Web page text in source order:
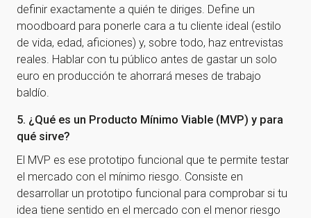
definir exactamente a quién te diriges. Define un
moodboard para ponerle cara a tu cliente ideal (estilo
de vida, edad, aficiones) y, sobre todo, haz entrevistas
reales. Hablar con tu público antes de gastar un solo
euro en producción te ahorrará meses de trabajo
baldío.
5. ¿Qué es un Producto Mínimo Viable (MVP) y para
qué sirve?
El MVP es ese prototipo funcional que te permite testar
el mercado con el mínimo riesgo. Consiste en
desarrollar un prototipo funcional para comprobar si tu
idea tiene sentido en el mercado con el menor riesgo